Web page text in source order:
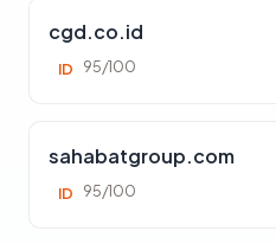
cgd.co.id
ID 95/100
sahabatgroup.com
ID 95/100